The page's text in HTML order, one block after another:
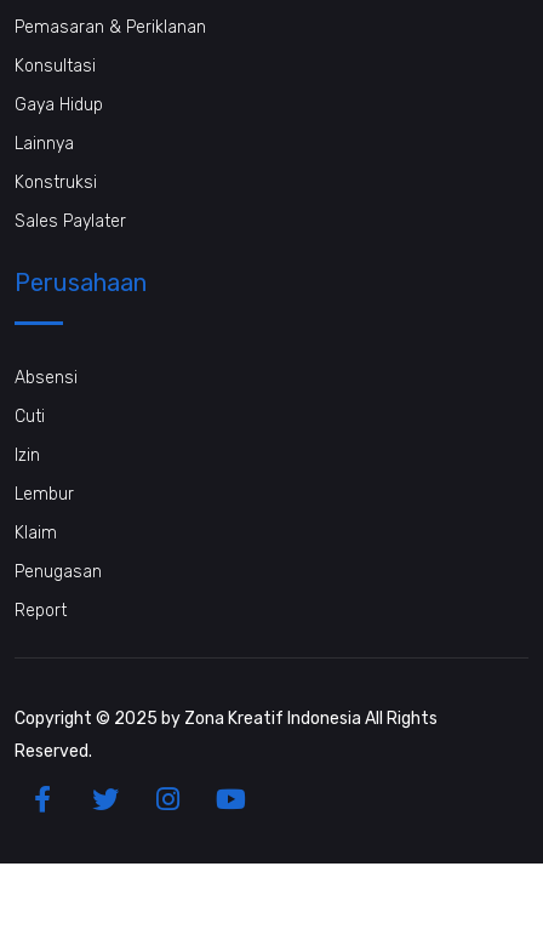
Pemasaran & Periklanan
Konsultasi
Gaya Hidup
Lainnya
Konstruksi
Sales Paylater
Perusahaan
Absensi
Cuti
Izin
Lembur
Klaim
Penugasan
Report
Copyright © 2025 by Zona Kreatif Indonesia All Rights
Reserved.